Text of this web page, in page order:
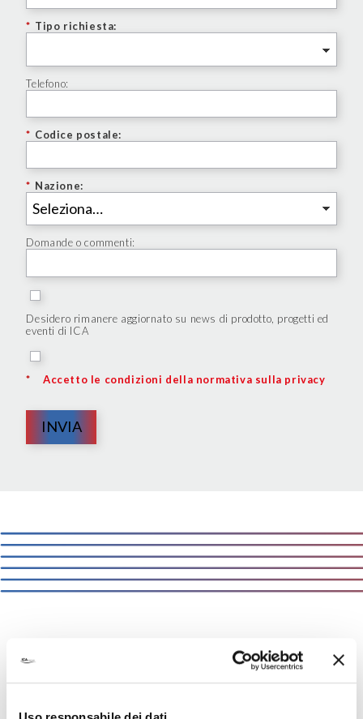
* Tipo richiesta:
Telefono:
* Codice postale:
* Nazione:
Domande o commenti:
Desidero rimanere aggiornato su news di prodotto, progetti ed
eventi di ICA
* Accetto le condizioni della normativa sulla privacy
INVIA
solutions that matter
Sappiamo cosa conta per i nostri clienti.